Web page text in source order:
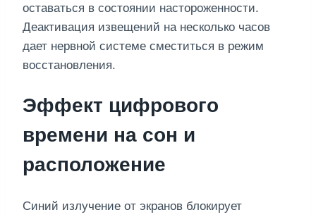
оставаться в состоянии настороженности.
Деактивация извещений на несколько часов
дает нервной системе сместиться в режим
восстановления.
Эффект цифрового
времени на сон и
расположение
Синий излучение от экранов блокирует